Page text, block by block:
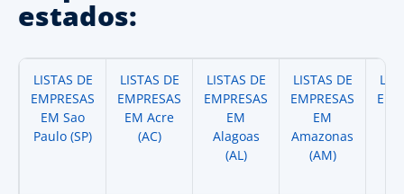
estados:
LISTAS DE
EMPRESAS
EM Sao
Paulo (SP)
LISTAS DE
EMPRESAS
EM Acre
(AC)
LISTAS DE
EMPRESAS
EM
Alagoas
(AL)
LISTAS DE
EMPRESAS
EM
Amazonas
(AM)